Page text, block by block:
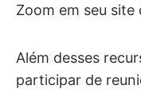
Zoom em seu
Além desses
participar de